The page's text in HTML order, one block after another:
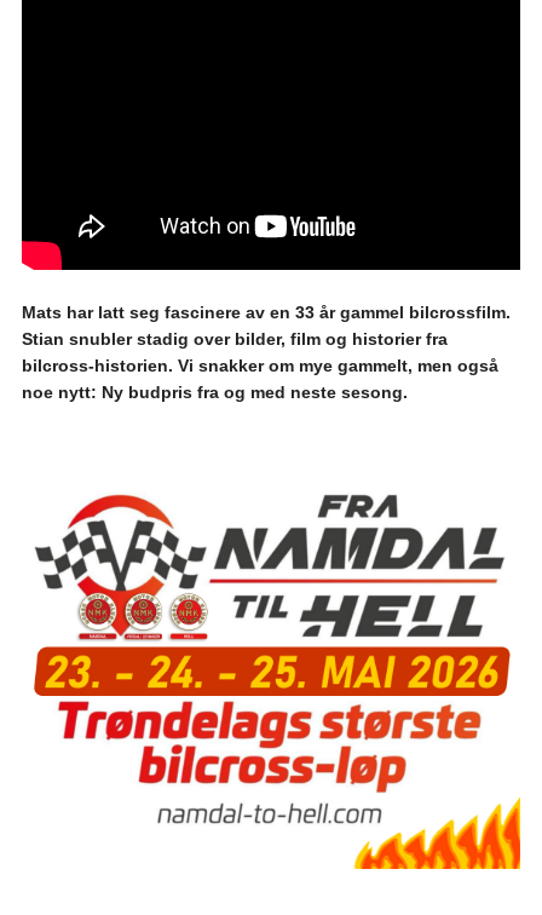
Mats har latt seg fascinere av en 33 år gammel bilcrossfilm.
Stian snubler stadig over bilder, film og historier fra
bilcross-historien. Vi snakker om mye gammelt, men også
noe nytt: Ny budpris fra og med neste sesong.